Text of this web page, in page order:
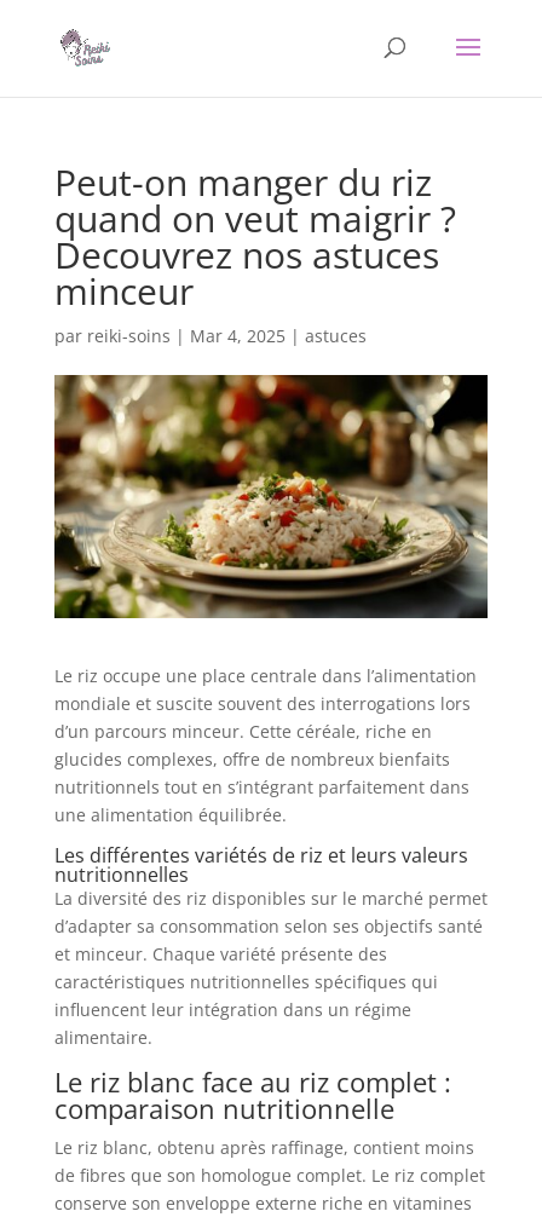
Peut-on manger du riz
quand on veut maigrir ?
Decouvrez nos astuces
minceur
par reiki-soins | Mar 4, 2025| astuces
Le riz occupe une place centrale dans l’alimentation
mondiale et suscite souvent des interrogations lors
d’un parcours minceur. Cette céréale, riche en
glucides complexes, offre de nombreux bienfaits
nutritionnels tout en s’intégrant parfaitement dans
une alimentation équilibrée.
Les différentes variétés de riz et leurs valeurs
nutritionnelles
La diversité des riz disponibles sur le marché permet
d’adapter sa consommation selon ses objectifs santé
et minceur. Chaque variété présente des
caractéristiques nutritionnelles spécifiques qui
influencent leur intégration dans un régime
alimentaire.
Le riz blanc face au riz complet :
comparaison nutritionnelle
Le riz blanc, obtenu après raffinage, contient moins
de fibres que son homologue complet. Le riz complet
conserve son enveloppe externe riche en vitamines